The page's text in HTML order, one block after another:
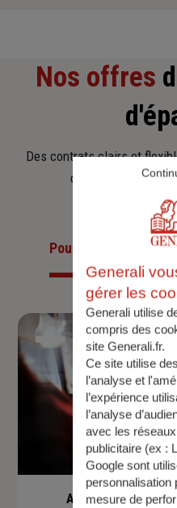
Nos offres
Des contrats clairs et
d’aujourd’hui et
Pour les particuliers
Assurance de prêt
Generali
gérer les
Generali utilise
compris des
site Generali.fr.
Ce site utilise
l’analyse et
l’expérience
l’analyse
avec les
publicitaire (ex :
Google sont
personnalisation
mesure de